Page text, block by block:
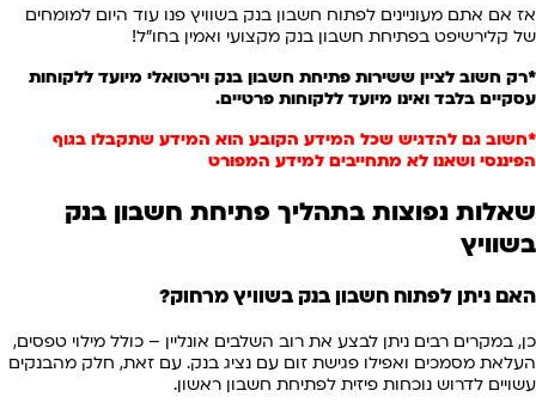
אז אם אתם מעוניינים לפתוח חשבון בנק בשוויץ פנו עוד היום למומחים
של קלירשיפט בפתיחת חשבון בנק מקצועי ואמין בחו"ל!
*רק חשוב לציין ששירות פתיחת חשבון בנק וירטואלי מיועד ללקוחות
עסקיים בלבד ואינו מיועד ללקוחות פרטיים.
*חשוב גם להדגיש שכל המידע הקובע הוא המידע שתקבלו בגוף
הפיננסי ושאנו לא מתחייבים למידע המפורט
שאלות נפוצות בתהליך פתיחת חשבון בנק
בשוויץ
האם ניתן לפתוח חשבון בנק בשוויץ מרחוק?
כן, במקרים רבים ניתן לבצע את רוב השלבים אונליין – כולל מילוי טפסים,
העלאת מסמכים ואפילו פגישת זום עם נציג בנק. עם זאת, חלק מהבנקים
עשויים לדרוש נוכחות פיזית לפתיחת חשבון ראשון.